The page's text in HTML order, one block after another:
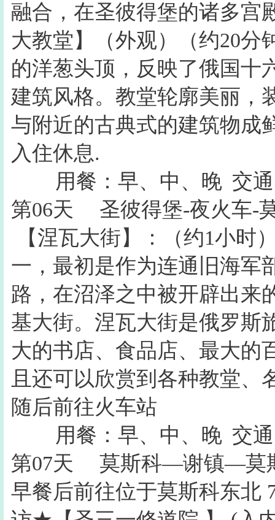
融合，在圣彼得堡的诸多宫
大教堂】（外观）（约20分
的洋葱头顶，反映了俄国十
建筑风格。教堂轮廓美丽，
与附近的古典式的建筑物成
入住休息.
用餐：早、中、晚 交
第06天
圣彼得堡-夜火车-
【涅瓦大街】：（约1小时
一，最初是作为连通旧海军
路，在沼泽之中被开辟出来
基大街。涅瓦大街是俄罗斯
大的书店、食品店、最大的
且还可以欣赏到各种教堂、
随后前往火车站
用餐：早、中、晚 交
第07天
莫斯科—谢镇—莫
早餐后前往位于莫斯科东北